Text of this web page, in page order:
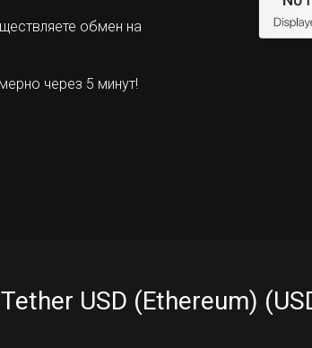
обмен на
через 5 минут!
USD (Ethereum)